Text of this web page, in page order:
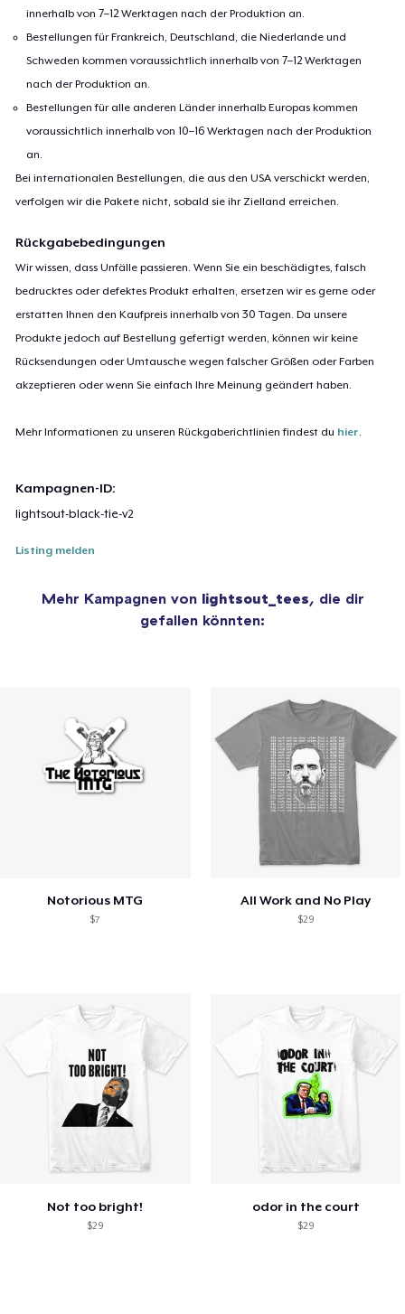
innerhalb von 7–12 Werktagen nach der Produktion an.
Bestellungen für Frankreich, Deutschland, die Niederlande und
Schweden kommen voraussichtlich innerhalb von 7–12 Werktagen
nach der Produktion an.
Bestellungen für alle anderen Länder innerhalb Europas kommen
voraussichtlich innerhalb von 10–16 Werktagen nach der Produktion
an.
Bei internationalen Bestellungen, die aus den USA verschickt werden,
verfolgen wir die Pakete nicht, sobald sie ihr Zielland erreichen.
Rückgabebedingungen
Wir wissen, dass Unfälle passieren. Wenn Sie ein beschädigtes, falsch
bedrucktes oder defektes Produkt erhalten, ersetzen wir es gerne oder
erstatten Ihnen den Kaufpreis innerhalb von 30 Tagen. Da unsere
Produkte jedoch auf Bestellung gefertigt werden, können wir keine
Rücksendungen oder Umtausche wegen falscher Größen oder Farben
akzeptieren oder wenn Sie einfach Ihre Meinung geändert haben.
Mehr Informationen zu unseren Rückgaberichtlinien findest du hier.
Kampagnen-ID:
lightsout-black-tie-v2
Listing melden
Mehr Kampagnen von lightsout_tees, die dir
gefallen könnten:
Notorious MTG
$7
All Work and No Play
$29
Not too bright!
$29
odor in the court
$29